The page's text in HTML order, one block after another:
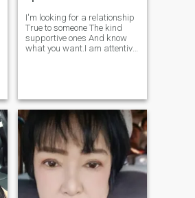
I'm looking for a relationship
True to someone The kind
supportive ones And know
what you want.I am attentive
has a sense of humor And
have a posi